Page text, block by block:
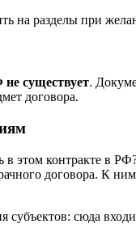
на разделы при
существует.
договора.
в этом контракте в
договора. К ним
сюда